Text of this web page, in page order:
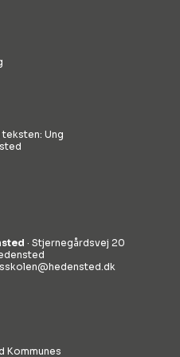
· Stjernegårdsvej 20